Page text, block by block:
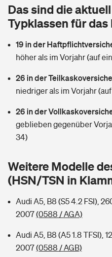
Tools
Wer versichert was: Jetzt
Sie haben Fragen?
Glasversicherung
Mietkautionsversicherung
Restkreditversicherung
Zur Übersicht
Hochwasser-Check: Wie
Wer versichert was: Jetzt
Sie haben Fragen?
Kinderunfall­ver­si­che­rung
Kinderinvalidität
Reiseversicherung
Pferdehalter-Haftpflicht
Private Cyberversicherung
Musikinstrumentenversicherung
Zur Übersicht
Dread-Disease-Versicherung
Tierkrankenversicherung
Wer versichert was: Jetzt
Sie haben Fragen?
Rentenrechner: Wie viel Geld
Das sind die
Typklassen für das
19 in der
höher als im Vorjahr (auf
26 in der
niedriger als im Vorjahr
26 in der
geblieben gegenüber
34)
Weitere Modelle
(HSN/TSN in
Audi A5, B8 (S5 4.2 FSI),
2007(0588 / AGA)
Audi A5, B8 (A5 1.8 TFSI),
2007(0588 / AGB)